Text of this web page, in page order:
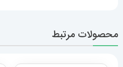
محصولات مرتبط